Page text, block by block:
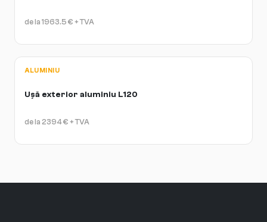
de la 1963.5 € + TVA
ALUMINIU
Ușă exterior aluminiu L120
de la 2394€ + TVA